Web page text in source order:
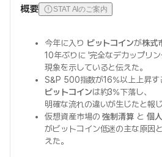
概要 STAT AIのご案内
今年に入り ビットコインが株式
10年ぶりに '完全なデカップリ
現象を示していると伝えた。
S&P 500指数が16%以上上昇す
ビットコインは約3%下落し、
明確な流れの違いが生じたと報じ
仮想資産市場の強制清算 と 個
がビットコイン低迷の主な原因
えた。